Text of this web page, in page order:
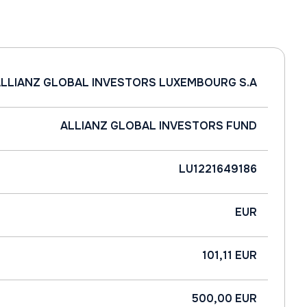
GLOBAL INVESTORS LUXEMBOURG S.A
ALLIANZ GLOBAL INVESTORS FUND
LU1221649186
EUR
101,11 EUR
500,00 EUR